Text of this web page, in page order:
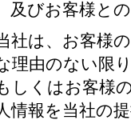
及びお客様と
社は、お客様
理由のない限
しくはお客様
情報を当社の